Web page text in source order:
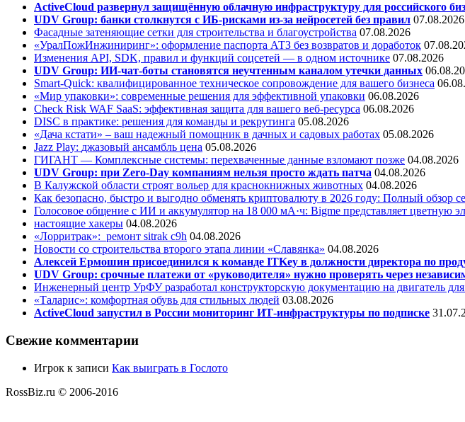
ActiveCloud развернул защищённую облачную инфраструктуру для российского
UDV Group: банки столкнутся с ИБ-рисками из-за нейросетей без правил 07.08.2026
Фасадные затеняющие сетки для строительства и благоустройства 07.08.2026
«УралПожИнжиниринг»: оформление паспорта АТЗ без возвратов и доработок
Изменения API, SDK, правил и функций соцсетей — в одном источнике 07.08.2026
UDV Group: ИИ-чат-боты становятся неучтенным каналом утечки данных
Smart-Quick: квалифицированное техническое сопровождение для вашего бизнеса
«Мир упаковки»: современные решения для эффективной упаковки 06.08.2026
Check Risk WAF SaaS: эффективная защита для вашего веб-ресурса 06.08.2026
DISC в практике: решения для команды и рекрутинга 05.08.2026
«Дача кстати» – ваш надежный помощник в дачных и садовых работах 05.08.2026
Jazz Play: джазовый ансамбль цена 05.08.2026
ГИГАНТ — Комплексные системы: перехваченные данные взломают позже 04.08.2026
UDV Group: при Zero-Day компаниям нельзя просто ждать патча 04.08.2026
В Калужской области строят вольер для краснокнижных животных 04.08.2026
Как безопасно, быстро и выгодно обменять криптовалюту в 2026 году: Полный обзор
Голосовое общение с ИИ и аккумулятор на 18 000 мА·ч: Bigme представляет цветную
настоящие хакеры 04.08.2026
«Лорритрак»: ремонт sitrak c9h 04.08.2026
Новости со строительства второго этапа линии «Славянка» 04.08.2026
Алексей Ермошин присоединился к команде ITKey в должности директора по
UDV Group: срочные платежи от «руководителя» нужно проверять через
Инженерный центр УрФУ разработал конструкторскую документацию на двигатель
«Таларис»: комфортная обувь для стильных людей 03.08.2026
ActiveCloud запустил в России мониторинг ИТ-инфраструктуры по подписке
Свежие комментарии
Игрок к записи Как выиграть в Гослото
RossBiz.ru © 2006-2016